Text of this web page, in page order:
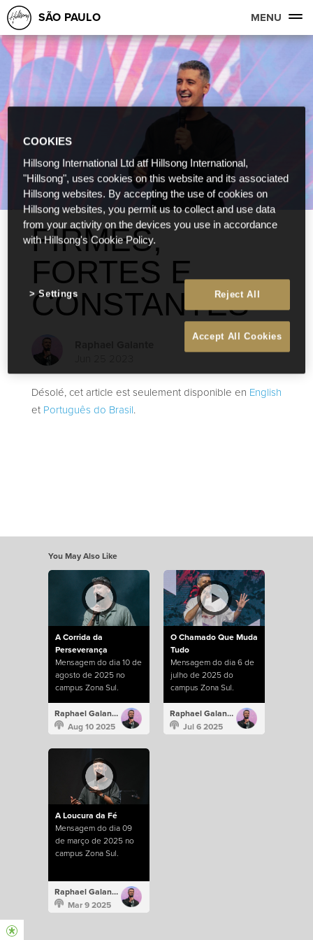
SÃO PAULO MENU
FIRMES,
FORTES E
CONSTANTES
Désolé, cet article est seulement disponible en English
et Português do Brasil.
You May Also Like
A Corrida da
Perseverança
Mensagem do dia 10 de
agosto de 2025 no
campus Zona Sul.
Raphael Galante
Aug 10 2025
O Chamado Que Muda
Tudo
Mensagem do dia 6 de
julho de 2025 do
campus Zona Sul.
Raphael Galante
Jul 6 2025
A Loucura da Fé
Mensagem do dia 09
de março de 2025 no
campus Zona Sul.
Raphael Galante
Mar 9 2025
COOKIES
Hillsong International Ltd atf Hillsong International,
"Hillsong", uses cookies on this website and its associated
Hillsong websites. By accepting the use of cookies on
Hillsong websites, you permit us to collect and use data
from your activity on the devices you use in accordance
with Hillsong's Cookie Policy.
Reject All
Accept All Cookies
Settings